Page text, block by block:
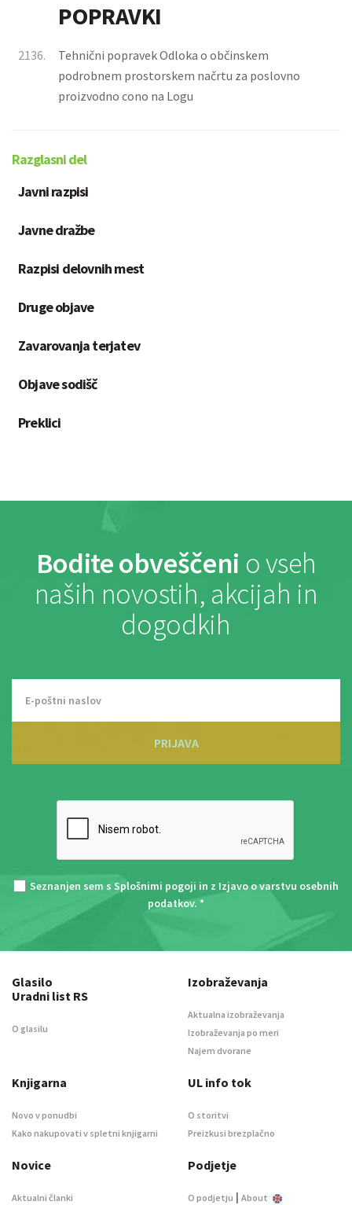
POPRAVKI
2136.
Tehnični popravek Odloka o občinskem
podrobnem prostorskem načrtu za poslovno
proizvodno cono na Logu
Razglasni del
Javni razpisi
Javne dražbe
Razpisi delovnih mest
Druge objave
Zavarovanja terjatev
Objave sodišč
Preklici
Bodite obveščeni o vseh
naših novostih, akcijah in
dogodkih
PRIJAVA
Seznanjen sem s Splošnimi pogoji in z Izjavo o varstvu osebnih
podatkov. *
Glasilo
Uradni list RS
O glasilu
Izobraževanja
Aktualna izobraževanja
Izobraževanja po meri
Najem dvorane
Knjigarna
Novo v ponudbi
Kako nakupovati v spletni knjigarni
UL info tok
O storitvi
Preizkusi brezplačno
Novice
Aktualni članki
Podjetje
O podjetju | About